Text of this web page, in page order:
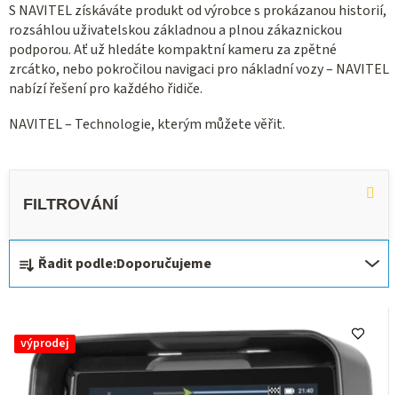
S NAVITEL získáváte produkt od výrobce s prokázanou historií,
rozsáhlou uživatelskou základnou a plnou zákaznickou
podporou. Ať už hledáte kompaktní kameru za zpětné
zrcátko, nebo pokročilou navigaci pro nákladní vozy – NAVITEL
nabízí řešení pro každého řidiče.
NAVITEL – Technologie, kterým můžete věřit.
Ř
a
e
n
Řadit podle:Doporučujeme
ývýprodej